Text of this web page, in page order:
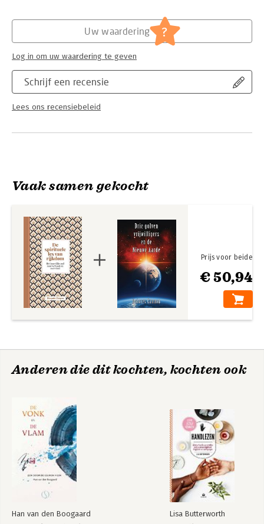
Spiritualiteit
Schrijf een recensie
Lees ons recensiebeleid
Uw waardering ?
Log in om uw waardering te geven
Vaak samen gekocht
€ 50,94
Prijs voor beide
Anderen die dit kochten, kochten ook
Han van den Boogaard Lisa Butterworth